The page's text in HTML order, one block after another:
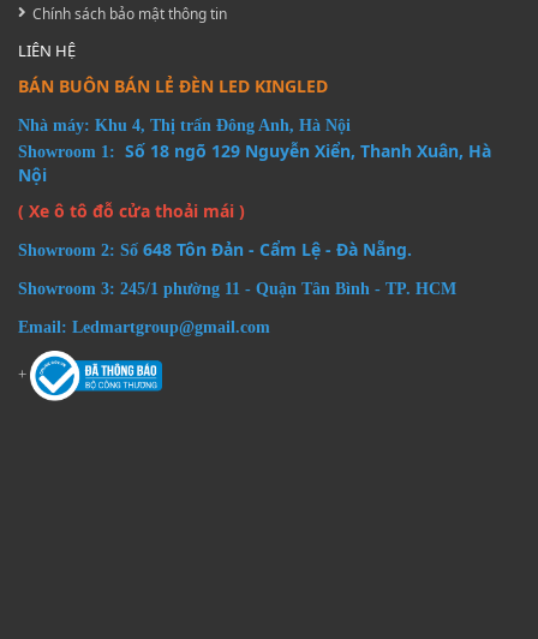
Chính sách bảo mật thông tin
LIÊN HỆ
BÁN BUÔN BÁN LẺ ĐÈN LED KINGLED
Nhà máy: Khu 4, Thị trấn Đông Anh, Hà Nội
Showroom 1: Số 18 ngõ 129 Nguyễn Xiển, Thanh Xuân, Hà
Nội
( Xe ô tô đỗ cửa thoải mái )
Showroom 2: Số 648 Tôn Đản - Cẩm Lệ - Đà Nẵng.
Showroom 3: 245/1 phường 11 - Quận Tân Bình - TP. HCM
Email: Ledmartgroup@gmail.com
+